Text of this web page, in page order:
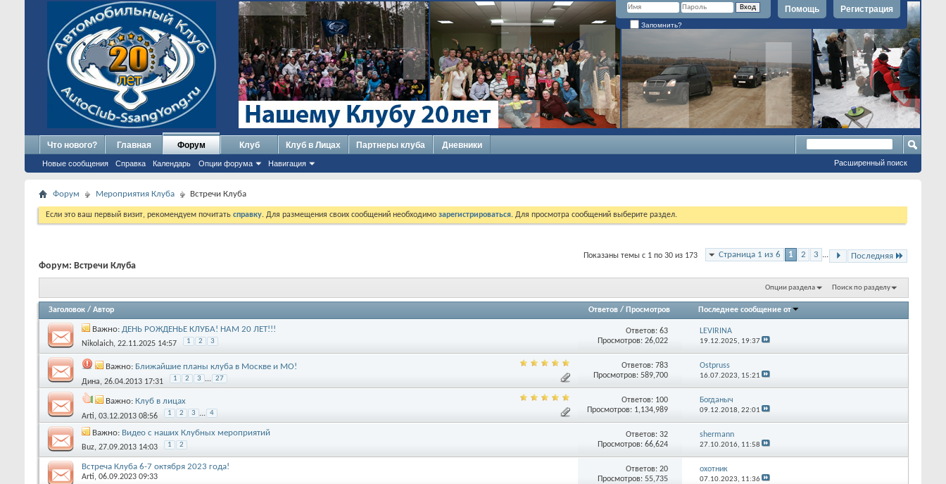
Регистрация
Помощь
Запомнить?
Что нового? Главная Форум
Новые сообщения Справка Календарь Опции форума Навигация
Клуб Клуб в Лицах Партнеры клуба Дневники
Расширенный поиск
Форум Мероприятия Клуба Встречи Клуба
Если это ваш первый визит, рекомендуем почитать справку. Для размещения своих сообщений необходимо зарегистрироваться. Для просмотра сообщений выберите раздел.
Страница 1 из 6 1 2 3 ... Последняя
Показаны темы с 1 по 30 из 173
Форум: Встречи Клуба
Опции раздела Поиск по разделу
Заголовок / Автор Ответов / Просмотров Последнее сообщение от
Важно: ДЕНЬ РОЖДЕНЬЕ КЛУБА! НАМ 20 ЛЕТ!!!
Nikolaich, 22.11.2025 14:57 1 2 3
Ответов:63
Просмотров: 26,022
LEVIRINA
19.12.2025, 19:37
Важно: Ближайшие планы клуба в Москве и МО!
Дина, 26.04.2013 17:31 1 2 3 ... 27
Ответов:783
Просмотров: 589,700
Ostpruss
16.07.2023, 15:21
Важно: Клуб в лицах
Arti, 03.12.2013 08:56 1 2 3 ... 4
Ответов: 100
Просмотров: 1,134,989
Богданыч
09.12.2018, 22:01
Важно: Видео с наших Клубных мероприятий
Buz, 27.09.2013 14:03 1 2
Ответов:32
Просмотров: 66,624
shermann
27.10.2016, 11:58
Встреча Клуба 6-7 октября 2023 года!
Arti, 06.09.2023 09:33
Ответов:20
Просмотров: 55,735
охотник
07.10.2023, 11:36